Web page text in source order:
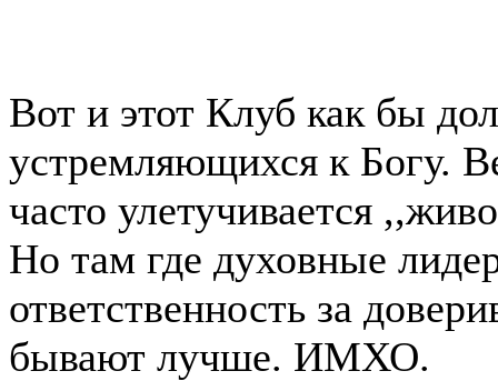
Вот и этот Клуб как бы
устремляющихся к Богу.
часто улетучивается
Но там где духовные
ответственность за
бывают лучше. ИМХО.